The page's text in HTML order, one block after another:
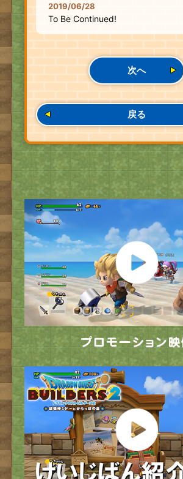
2019/06/28
To Be Continued!
次へ
戻る